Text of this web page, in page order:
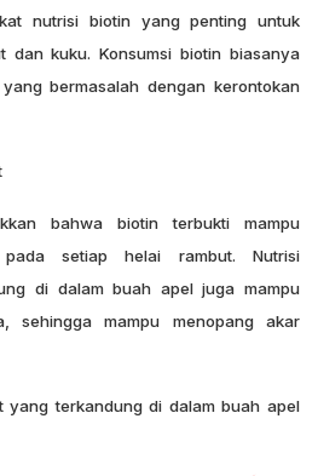
nutrisi biotin yang penting untuk
dan kuku. Konsumsi biotin biasanya
bermasalah dengan kerontokan
bahwa biotin terbukti mampu
pada setiap helai rambut. Nutrisi
di dalam buah apel juga mampu
sehingga mampu menopang akar
yang terkandung di dalam buah apel